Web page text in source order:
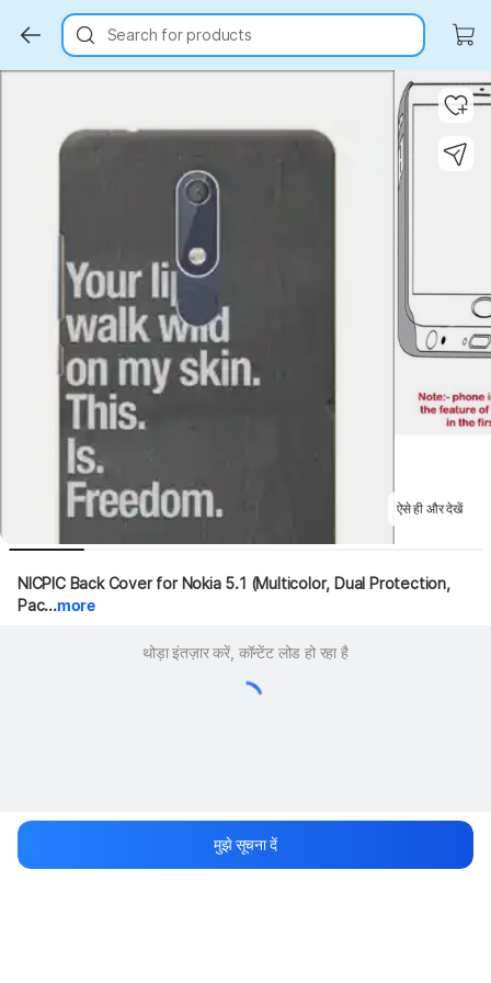
Search for products
Key Highlights
ऐसे ही और देखें
NICPIC Back Cover for Nokia 5.1 (Multicolor, Dual Protection,
Pac...more
थोड़ा इंतज़ार करें, कॉन्टेंट लोड हो रहा है
मुझे सूचना दें